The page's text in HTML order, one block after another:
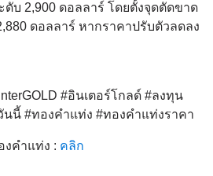
ดับ 2,900 ดอลลาร์ โดยตั้งจุดตัดขาด
ดอลลาร์ หากราคาปรับตัวลดลง
#อินเตอร์โกลด์ #ลงทุน
นี้ #ทองคำแท่ง #ทองคำแท่งราคา
คำแท่ง : คลิก